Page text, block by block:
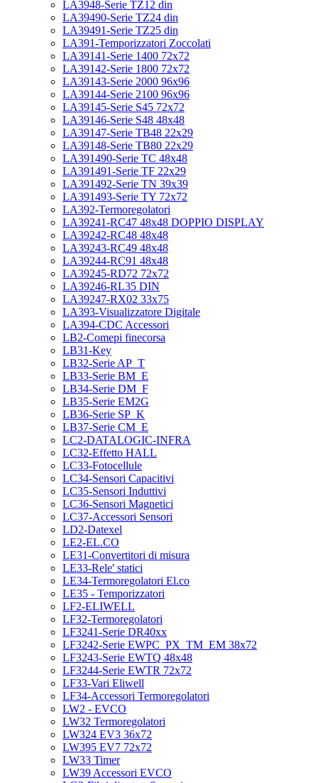
LA3948-Serie TZ12 din
LA39490-Serie TZ24 din
LA39491-Serie TZ25 din
LA391-Temporizzatori Zoccolati
LA39141-Serie 1400 72x72
LA39142-Serie 1800 72x72
LA39143-Serie 2000 96x96
LA39144-Serie 2100 96x96
LA39145-Serie S45 72x72
LA39146-Serie S48 48x48
LA39147-Serie TB48 22x29
LA39148-Serie TB80 22x29
LA391490-Serie TC 48x48
LA391491-Serie TF 22x29
LA391492-Serie TN 39x39
LA391493-Serie TY 72x72
LA392-Termoregolatori
LA39241-RC47 48x48 DOPPIO DISPLAY
LA39242-RC48 48x48
LA39243-RC49 48x48
LA39244-RC91 48x48
LA39245-RD72 72x72
LA39246-RL35 DIN
LA39247-RX02 33x75
LA393-Visualizzatore Digitale
LA394-CDC Accessori
LB2-Comepi finecorsa
LB31-Key
LB32-Serie AP_T
LB33-Serie BM_E
LB34-Serie DM_F
LB35-Serie EM2G
LB36-Serie SP_K
LB37-Serie CM_E
LC2-DATALOGIC-INFRA
LC32-Effetto HALL
LC33-Fotocellule
LC34-Sensori Capacitivi
LC35-Sensori Induttivi
LC36-Sensori Magnetici
LC37-Accessori Sensori
LD2-Datexel
LE2-EL.CO
LE31-Convertitori di misura
LE33-Rele' statici
LE34-Termoregolatori El.co
LE35 - Temporizzatori
LF2-ELIWELL
LF32-Termoregolatori
LF3241-Serie DR40xx
LF3242-Serie EWPC_PX_TM_EM 38x72
LF3243-Serie EWTQ 48x48
LF3244-Serie EWTR 72x72
LF33-Vari Eliwell
LF34-Accessori Termoregolatori
LW2 - EVCO
LW32 Termoregolatori
LW324 EV3 36x72
LW395 EV7 72x72
LW33 Timer
LW39 Accessori EVCO